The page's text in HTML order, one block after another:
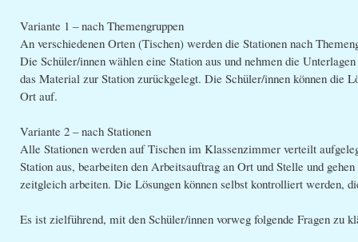
Variante 1 – nach Themengruppen
An verschiedenen Orten (Tischen) werden die Stationen nach
Die Schüler/innen wählen eine Station aus und nehmen die
das Material zur Station zurückgelegt. Die Schüler/innen können die
Ort auf.
Variante 2 – nach Stationen
Alle Stationen werden auf Tischen im Klassenzimmer verteilt
Station aus, bearbeiten den Arbeitsauftrag an Ort und Stelle und
zeitgleich arbeiten. Die Lösungen können selbst kontrolliert werden,
Es ist zielführend, mit den Schüler/innen vorweg folgende Fragen zu